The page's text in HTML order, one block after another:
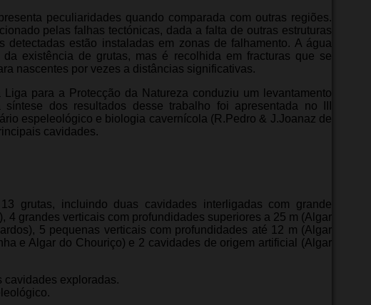
peculiaridades quando comparada com outras regiões.
pelas falhas tectónicas, dada a falta de outras estruturas
estão instaladas em zonas de falhamento. A água
existência de grutas, mas é recolhida em fracturas que se
nascentes por vezes a distâncias significativas.
para a Protecção da Natureza conduziu um levantamento
dos resultados desse trabalho foi apresentada no III
espeleológico e biologia cavernícola (R.Pedro & J.Joanaz de
cavidades.
grutas, incluindo duas cavidades interligadas com grande
grandes verticais com profundidades superiores a 25 m (Algar
5 pequenas verticais com profundidades até 12 m (Algar
e Algar do Chouriço) e 2 cavidades de origem artificial (Algar
cavidades exploradas.